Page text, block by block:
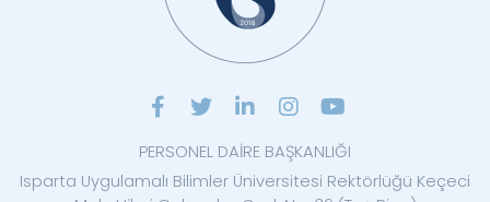
PERSONEL DAİRE BAŞKANLIĞI
Isparta Uygulamalı Bilimler Üniversitesi Rektörlüğü Keçeci